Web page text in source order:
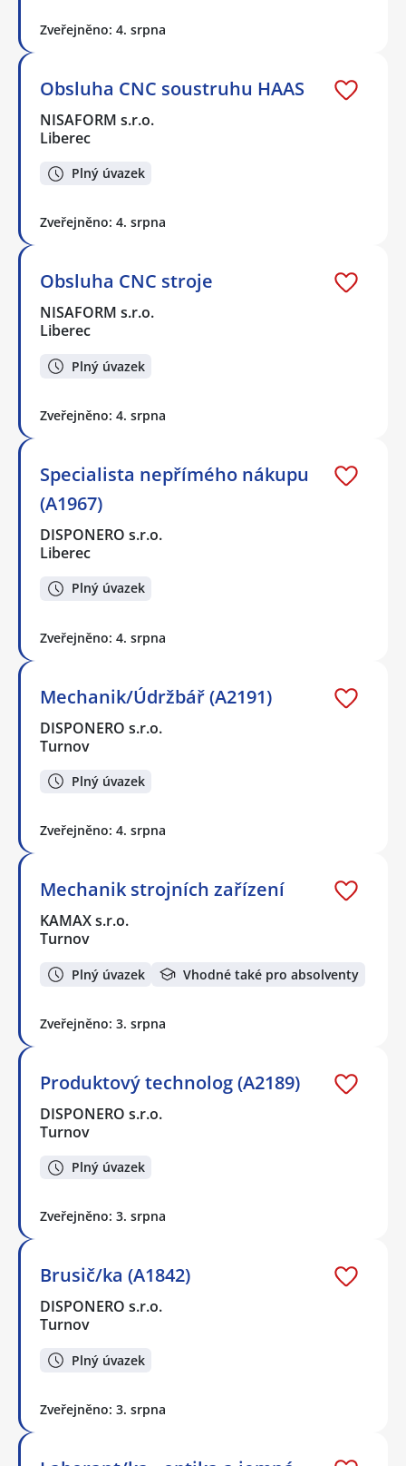
Zveřejněno: 4. srpna
Obsluha CNC soustruhu HAAS
NISAFORM s.r.o.
Liberec
Plný úvazek
Zveřejněno: 4. srpna
Obsluha CNC stroje
NISAFORM s.r.o.
Liberec
Plný úvazek
Zveřejněno: 4. srpna
Specialista nepřímého nákupu
(A1967)
DISPONERO s.r.o.
Liberec
Plný úvazek
Zveřejněno: 4. srpna
Mechanik/Údržbář (A2191)
DISPONERO s.r.o.
Turnov
Plný úvazek
Zveřejněno: 4. srpna
Mechanik strojních zařízení
KAMAX s.r.o.
Turnov
Plný úvazek Vhodné také pro absolventy
Zveřejněno: 3. srpna
Produktový technolog (A2189)
DISPONERO s.r.o.
Turnov
Plný úvazek
Zveřejněno: 3. srpna
Brusič/ka (A1842)
DISPONERO s.r.o.
Turnov
Plný úvazek
Zveřejněno: 3. srpna